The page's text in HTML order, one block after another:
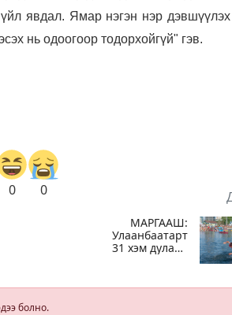
явдал. Ямар нэгэн нэр дэвшүүлэх
нь одоогоор тодорхойгүй" гэв.
0 0
МАРГААШ:
Улаанбаатарт
31 хэм дулаан
болно.